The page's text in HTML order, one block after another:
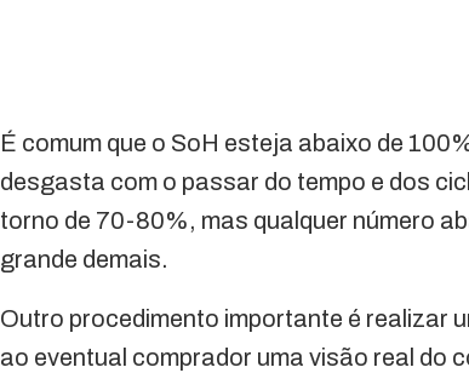
É comum que o SoH esteja abaixo de
desgasta com o passar do tempo e dos
torno de 70-80%, mas qualquer número
grande demais.
Outro procedimento importante é realizar
ao eventual comprador uma visão real do